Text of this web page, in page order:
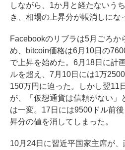
しながら、1か月と経たないう
き、相場の上昇分が帳消しにな
Facebookのリブラは5月ごろか
め、bitcoin価格は6月10日の
で上昇を始めた。6月18日に計
ルを超え、7月10日には1万
150万円に迫った。しかし翌11
が、「仮想通貨は信頼がない」
は一変。17日には9500ドル前
昇分の値を消してしまった。
10月24日に習近平国家主席が